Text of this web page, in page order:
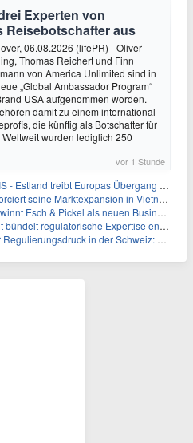
Experten von
Reisebotschafter aus
06.08.2026 (lifePR) - Oliver
Thomas Reichert und Finn
von America Unlimited sind in
„Global Ambassador Program“
USA aufgenommen worden.
damit zu einem international
die künftig als Botschafter für
wurden lediglich 250
vor 1 Stunde
Europas Übergang zu digitalen NOTAM-Diensten mit FREQUENTIS voran
seine Marktexpansion in Vietnam
& Pickel als neuen Business Partner für Mittelstand
Expertise entlang des gesamten Produktlebenszyklus
der Schweiz: Warum Wirtschaftsprüfer Mitarbeiter-Screening jetzt priorisieren müssen